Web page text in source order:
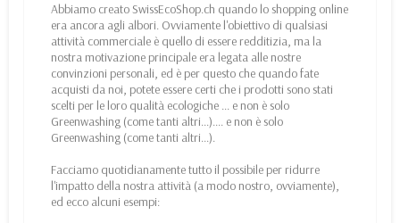
Abbiamo creato SwissEcoShop.ch quando lo shopping online
era ancora agli albori. Ovviamente l'obiettivo di qualsiasi
attività commerciale è quello di essere redditizia, ma la
nostra motivazione principale era legata alle nostre
convinzioni personali, ed è per questo che quando fate
acquisti da noi, potete essere certi che i prodotti sono stati
scelti per le loro qualità ecologiche ... e non è solo
Greenwashing (come tanti altri...).... e non è solo
Greenwashing (come tanti altri...).
Facciamo quotidianamente tutto il possibile per ridurre
l'impatto della nostra attività (a modo nostro, ovviamente),
ed ecco alcuni esempi: